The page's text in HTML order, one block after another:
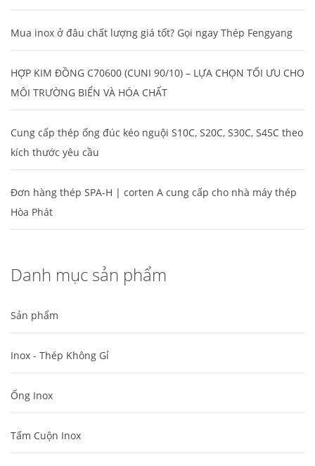
Mua inox ở đâu chất lượng giá tốt? Gọi ngay Thép Fengyang
HỢP KIM ĐỒNG C70600 (CUNI 90/10) – LỰA CHỌN TỐI ƯU CHO
MÔI TRƯỜNG BIỂN VÀ HÓA CHẤT
Cung cấp thép ống đúc kéo nguội S10C, S20C, S30C, S45C theo
kích thước yêu cầu
Đơn hàng thép SPA-H | corten A cung cấp cho nhà máy thép
Hòa Phát
Danh mục sản phẩm
Sản phẩm
Inox - Thép Không Gỉ
Ống Inox
Tấm Cuộn Inox